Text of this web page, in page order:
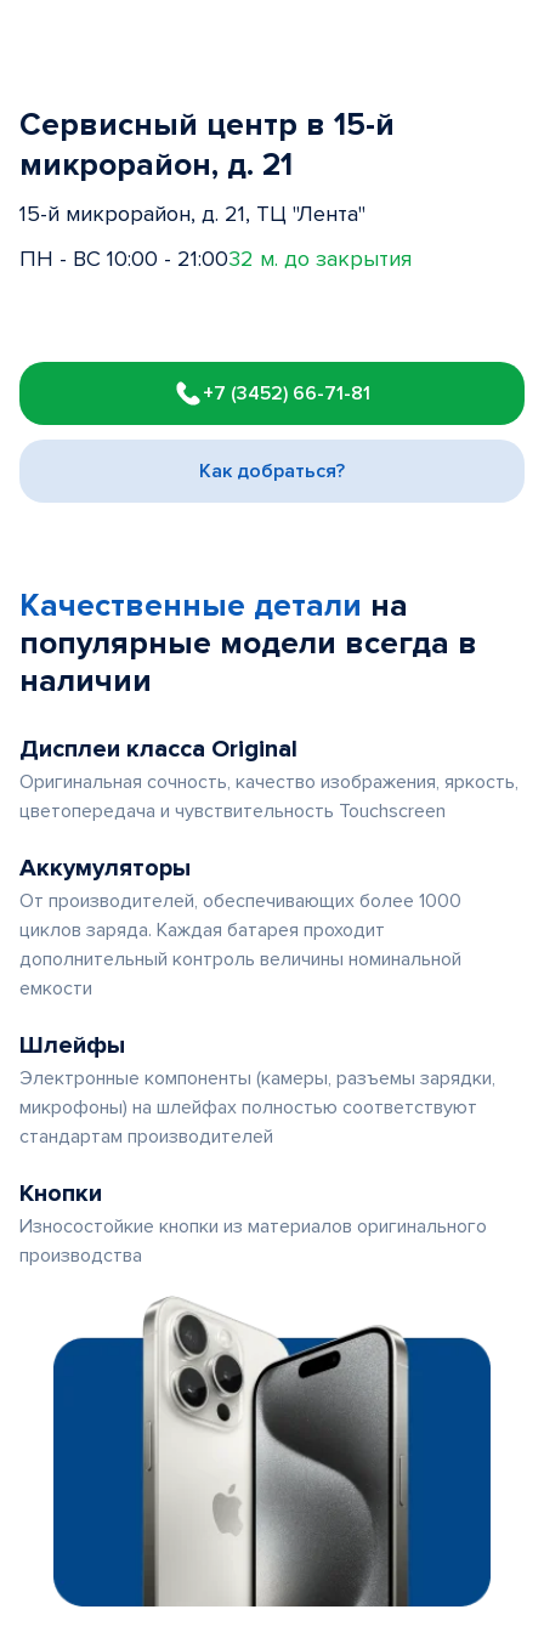
Сервисный центр в 15-й
микрорайон, д. 21
15-й микрорайон, д. 21, ТЦ "Лента"
ПН - ВС 10:00 - 21:0032 м. до закрытия
1
of
3
+7 (3452) 66-71-81
Как добраться?
Качественные детали на
популярные модели всегда в
наличии
Дисплеи класса Original
Оригинальная сочность, качество изображения, яркость,
цветопередача и чувствительность Touchscreen
Аккумуляторы
От производителей, обеспечивающих более 1000
циклов заряда. Каждая батарея проходит
дополнительный контроль величины номинальной
емкости
Шлейфы
Электронные компоненты (камеры, разъемы зарядки,
микрофоны) на шлейфах полностью соответствуют
стандартам производителей
Кнопки
Износостойкие кнопки из материалов оригинального
производства